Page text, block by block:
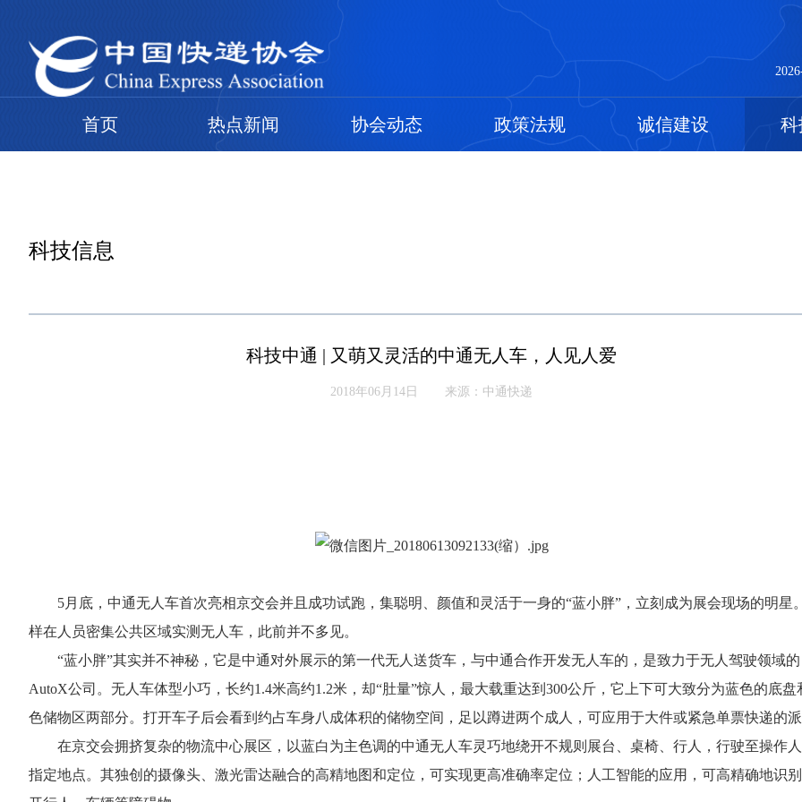
首页 热点新闻 协会动态 政策法规 诚信建设 科
科技信息
科技中通 | 又萌又灵活的中通无人车，人见人爱
2018年06月14日 来源：中通快递
5月底，中通无人车首次亮相京交会并且成功试跑，集聪明、颜值和灵活于一身的“蓝小胖”，立刻成为展会现场的明星
样在人员密集公共区域实测无人车，此前并不多见。
“蓝小胖”其实并不神秘，它是中通对外展示的第一代无人送货车，与中通合作开发无人车的，是致力于无人驾驶领域的
AutoX公司。无人车体型小巧，长约1.4米高约1.2米，却“肚量”惊人，最大载重达到300公斤，它上下可大致分为蓝色的底盘
色储物区两部分。打开车子后会看到约占车身八成体积的储物空间，足以蹲进两个成人，可应用于大件或紧急单票快递的
在京交会拥挤复杂的物流中心展区，以蓝白为主色调的中通无人车灵巧地绕开不规则展台、桌椅、行人，行驶至操作
指定地点。其独创的摄像头、激光雷达融合的高精地图和定位，可实现更高准确率定位；人工智能的应用，可高精确地识